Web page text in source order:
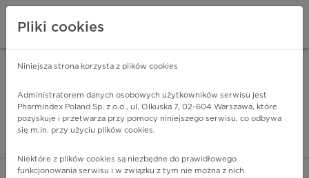
Pharmindex - lider
ZALOGUJ SIĘ
Pliki cookies
Niniejsza strona korzysta z plików cookies
Administratorem danych osobowych użytkowników serwisu jest
Pharmindex Poland Sp. z o.o., ul. Olkuska 7, 02-604 Warszawa, które
pozyskuje i przetwarza przy pomocy niniejszego serwisu, co odbywa
się m.in. przy użyciu plików cookies.
Niektóre z plików cookies są niezbędne do prawidłowego
funkcjonowania serwisu i w związku z tym nie można z nich
ZA DARMO - w Google Play INSTALUJ